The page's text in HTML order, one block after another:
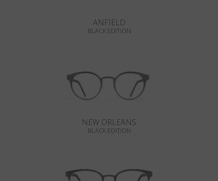
ANFIELD
BLACK EDITION
NEW ORLEANS
BLACK EDITION